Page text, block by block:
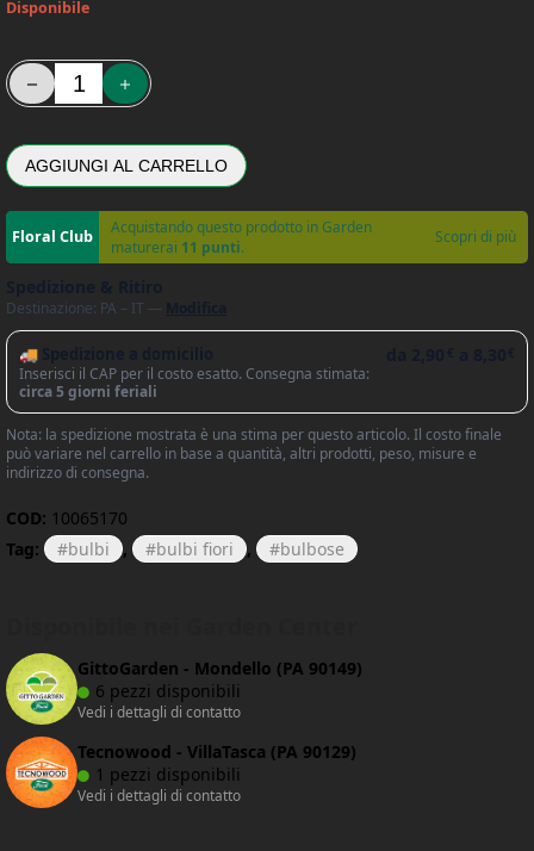
Disponibile
X4 Bulbo Hyacinthus Bestseller (Giacinto) - Kapiteyn quantità
AGGIUNGI AL CARRELLO
Acquistando questo prodotto in Garden
maturerai 11 punti. Scopri di più
Destinazione: PA – IT —
🚚 Spedizione a domicilio
Inserisci il CAP per il costo esatto. Consegna stimata:
circa 5 giorni feriali
Nota: la spedizione mostrata è una stima per questo articolo. Il costo finale
può variare nel carrello in base a quantità, altri prodotti, peso, misure e
indirizzo di consegna.
COD: 10065170
Tag:
bulbi , bulbi fiori , bulbose
GittoGarden - Mondello (PA 90149)
6 pezzi disponibili
Vedi i dettagli di contatto
Tecnowood - VillaTasca (PA 90129)
1 pezzi disponibili
Vedi i dettagli di contatto